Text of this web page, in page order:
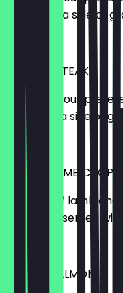
chips, and a side of
CHICKEN STEAK
Grilled to your
chips and a side of
£ 17,95
GRILLED LAMB CHOPS
4 pieces of lamb
seasoning served
GRILLED SALMON